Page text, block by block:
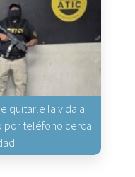
quitarle la vida a
por teléfono cerca